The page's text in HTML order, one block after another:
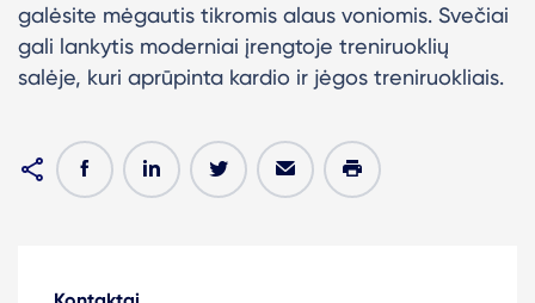
galėsite mėgautis tikromis alaus voniomis. Svečiai
gali lankytis moderniai įrengtoje treniruoklių
salėje, kuri aprūpinta kardio ir jėgos treniruokliais.